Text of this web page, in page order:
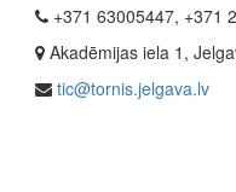
+371 63005447, +371
Akadēmijas iela 1,
tic@tornis.jelgava.lv